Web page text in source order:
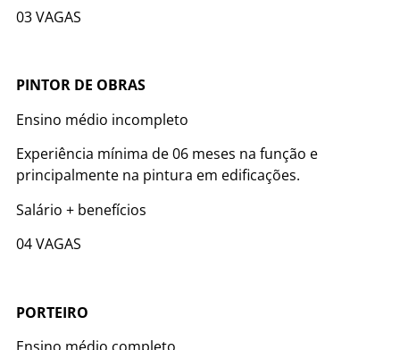
03 VAGAS
PINTOR DE OBRAS
Ensino médio incompleto
Experiência mínima de 06 meses na função e
principalmente na pintura em edificações.
Salário + benefícios
04 VAGAS
PORTEIRO